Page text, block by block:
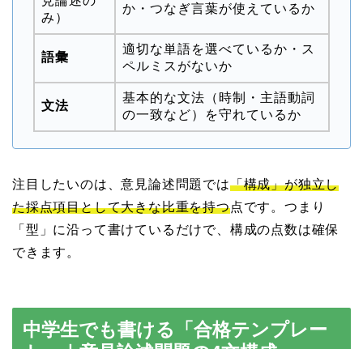
み）
か・つなぎ言葉が使えているか
語彙
適切な単語を選べているか・ス
ペルミスがないか
文法
基本的な文法（時制・主語動詞
の一致など）を守れているか
注目したいのは、意見論述問題では「構成」が独立し
た採点項目として大きな比重を持つ点です。つまり
「型」に沿って書けているだけで、構成の点数は確保
できます。
中学生でも書ける「合格テンプレー